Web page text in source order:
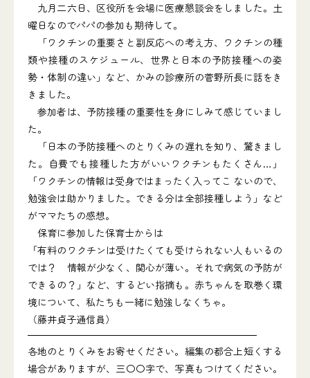
九月二六日、区役所を会場に医療懇談会をしました。土
曜日なのでパパの参加も期待して。
「ワクチンの重要さと副反応への考え方、ワクチンの種
類や接種のスケジュール、世界と日本の予防接種への姿
勢・体制の違い」など、かみの診療所の菅野所長に話をき
きました。
参加者は、予防接種の重要性を身にしみて感じていまし
た。
「日本の予防接種へのとりくみの遅れを知り、驚きまし
た。自費でも接種した方がいいワクチンもたくさん…」
「ワクチンの情報は受身ではまったく入ってこ ないので、
勉強会は助かりました。できる分は全部接種しよう」など
がママたちの感想。
保育に参加した保育士からは
「有料のワクチンは受けたくても受けられない人もいるの
では？ 情報が少なく、関心が薄い。それで病気の予防が
できるの？」など、するどい指摘も。赤ちゃんを取巻く環
境について、私たちも一緒に勉強しなくちゃ。
（藤井貞子通信員）
各地のとりくみをお寄せください。編集の都合上短くする
場合がありますが、三〇〇字で、写真もつけてください。